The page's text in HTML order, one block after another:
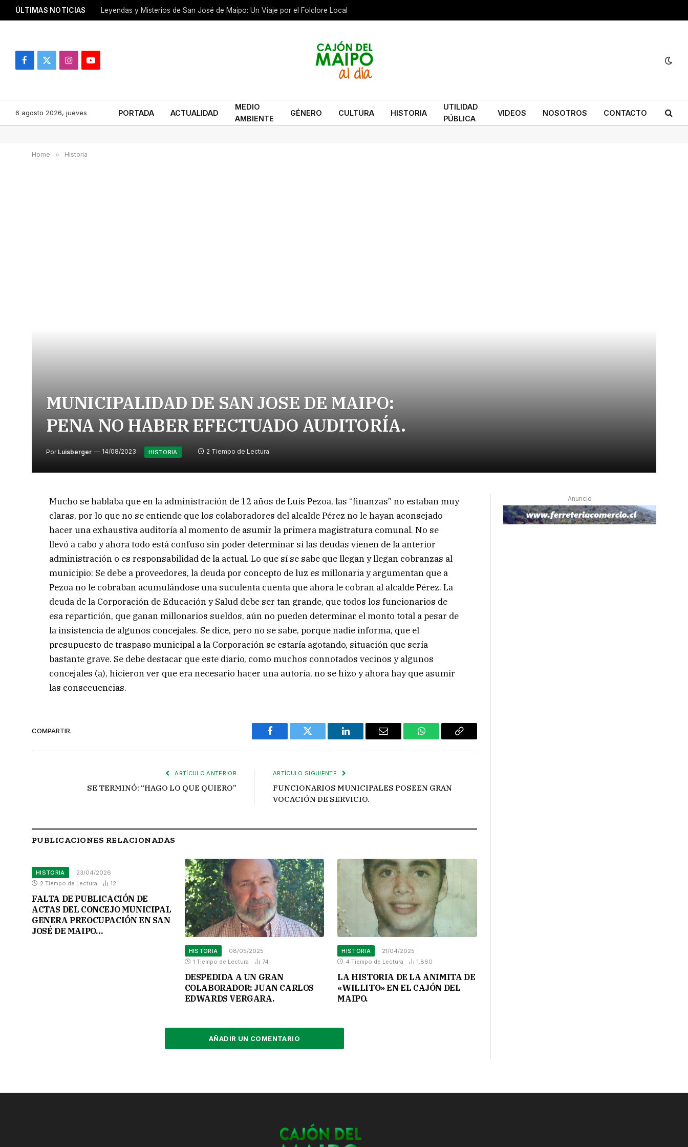
ÚLTIMAS NOTICIAS Leyendas y Misterios de San José de Maipo: Un Viaje por el Folclore Local
Facebook
X
InstagramYouTube
6 agosto 2026, jueves PORTADA ACTUALIDAD
MEDIO
AMBIENTE
GÉNERO CULTURA HISTORIA
UTILIDAD
PÚBLICA
VIDEOS NOSOTROS CONTACTO
Home » Historia
MUNICIPALIDAD DE SAN JOSE DE MAIPO:
PENA NO HABER EFECTUADO AUDITORÍA.
Por Luisberger 14/08/2023 HISTORIA 2 Tiempo de Lectura
Mucho se hablaba que en la administración de 12 años de Luis Pezoa, las “finanzas” no estaban muy
claras, por lo que no se entiende que los colaboradores del alcalde Pérez no le hayan aconsejado
hacer una exhaustiva auditoría al momento de asumir la primera magistratura comunal. No se
llevó a cabo y ahora todo está confuso sin poder determinar si las deudas vienen de la anterior
administración o es responsabilidad de la actual. Lo que sí se sabe que llegan y llegan cobranzas al
municipio: Se debe a proveedores, la deuda por concepto de luz es millonaria y argumentan que a
Pezoa no le cobraban acumulándose una suculenta cuenta que ahora le cobran al alcalde Pérez. La
deuda de la Corporación de Educación y Salud debe ser tan grande, que todos los funcionarios de
esa repartición, que ganan millonarios sueldos, aún no pueden determinar el monto total a pesar de
la insistencia de algunos concejales. Se dice, pero no se sabe, porque nadie informa, que el
presupuesto de traspaso municipal a la Corporación se estaría agotando, situación que sería
bastante grave. Se debe destacar que este diario, como muchos connotados vecinos y algunos
concejales (a), hicieron ver que era necesario hacer una autoría, no se hizo y ahora hay que asumir
las consecuencias.
COMPARTIR.
Facebook Twitter LinkedIn Email WhatsAppCopiar
ARTÍCULO ANTERIOR
SE TERMINÓ: “HAGO LO QUE QUIERO”
ARTÍCULO SIGUIENTE
FUNCIONARIOS MUNICIPALES POSEEN GRAN
VOCACIÓN DE SERVICIO.
PUBLICACIONES RELACIONADAS
HISTORIA
23/04/2026
2 Tiempo de Lectura
12
FALTA DE PUBLICACIÓN DE
ACTAS DEL CONCEJO MUNICIPAL
GENERA PREOCUPACIÓN EN SAN
JOSÉ DE MAIPO…
HISTORIA
08/05/2025
1 Tiempo de Lectura
74
DESPEDIDA A UN GRAN
COLABORADOR: JUAN CARLOS
EDWARDS VERGARA.
HISTORIA
21/04/2025
4 Tiempo de Lectura
1.860
LA HISTORIA DE LA ANIMITA DE
«WILLITO» EN EL CAJÓN DEL
MAIPO.
AÑADIR UN COMENTARIO
Anuncio